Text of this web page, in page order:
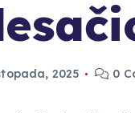
2025 0